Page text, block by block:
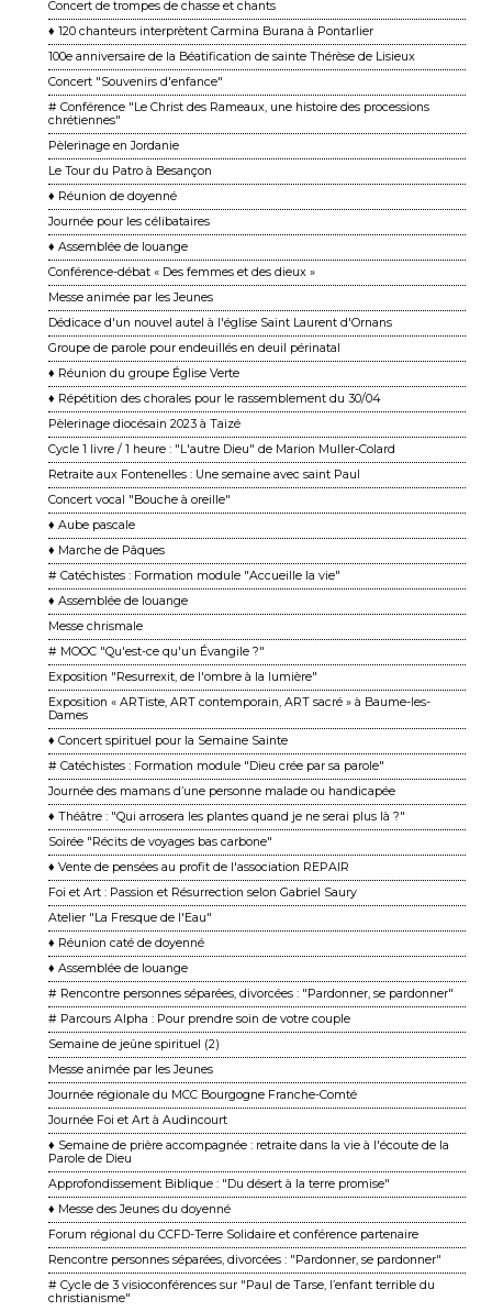
Concert de trompes de chasse et chants
♦ 120 chanteurs interprètent Carmina Burana à Pontarlier
100e anniversaire de la Béatification de sainte Thérèse de Lisieux
Concert "Souvenirs d'enfance"
# Conférence "Le Christ des Rameaux, une histoire des processions
chrétiennes"
Pèlerinage en Jordanie
Le Tour du Patro à Besançon
♦ Réunion de doyenné
Journée pour les célibataires
♦ Assemblée de louange
Conférence-débat « Des femmes et des dieux »
Messe animée par les Jeunes
Dédicace d'un nouvel autel à l'église Saint Laurent d'Ornans
Groupe de parole pour endeuillés en deuil périnatal
♦ Réunion du groupe Église Verte
♦ Répétition des chorales pour le rassemblement du 30/04
Pèlerinage diocésain 2023 à Taizé
Cycle 1 livre / 1 heure : "L'autre Dieu" de Marion Muller-Colard
Retraite aux Fontenelles : Une semaine avec saint Paul
Concert vocal "Bouche à oreille"
♦ Aube pascale
♦ Marche de Pâques
# Catéchistes : Formation module "Accueille la vie"
♦ Assemblée de louange
Messe chrismale
# MOOC "Qu'est-ce qu'un Évangile ?"
Exposition "Resurrexit, de l'ombre à la lumière"
Exposition « ARTiste, ART contemporain, ART sacré » à Baume-les-
Dames
♦ Concert spirituel pour la Semaine Sainte
# Catéchistes : Formation module "Dieu crée par sa parole"
Journée des mamans d’une personne malade ou handicapée
♦ Théâtre : "Qui arrosera les plantes quand je ne serai plus là ?"
Soirée "Récits de voyages bas carbone"
♦ Vente de pensées au profit de l'association REPAIR
Foi et Art : Passion et Résurrection selon Gabriel Saury
Atelier "La Fresque de l'Eau"
♦ Réunion caté de doyenné
♦ Assemblée de louange
# Rencontre personnes séparées, divorcées : "Pardonner, se pardonner"
# Parcours Alpha : Pour prendre soin de votre couple
Semaine de jeûne spirituel (2)
Messe animée par les Jeunes
Journée régionale du MCC Bourgogne Franche-Comté
Journée Foi et Art à Audincourt
♦ Semaine de prière accompagnée : retraite dans la vie à l'écoute de la
Parole de Dieu
Approfondissement Biblique : "Du désert à la terre promise"
♦ Messe des Jeunes du doyenné
Forum régional du CCFD-Terre Solidaire et conférence partenaire
Rencontre personnes séparées, divorcées : "Pardonner, se pardonner"
# Cycle de 3 visioconférences sur "Paul de Tarse, l’enfant terrible du
christianisme"